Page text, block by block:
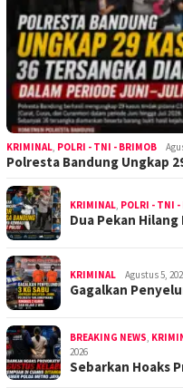
KRIMINAL, POLRI - TNI - BRIMOB
Polresta Bandung Ungkap
KRIMINAL, POLRI - TNI -
Dua Pekan
KRIMINAL Agustus 5,
Gagalkan
BREAKING NEWS,
2026
Sebarkan Hoaks